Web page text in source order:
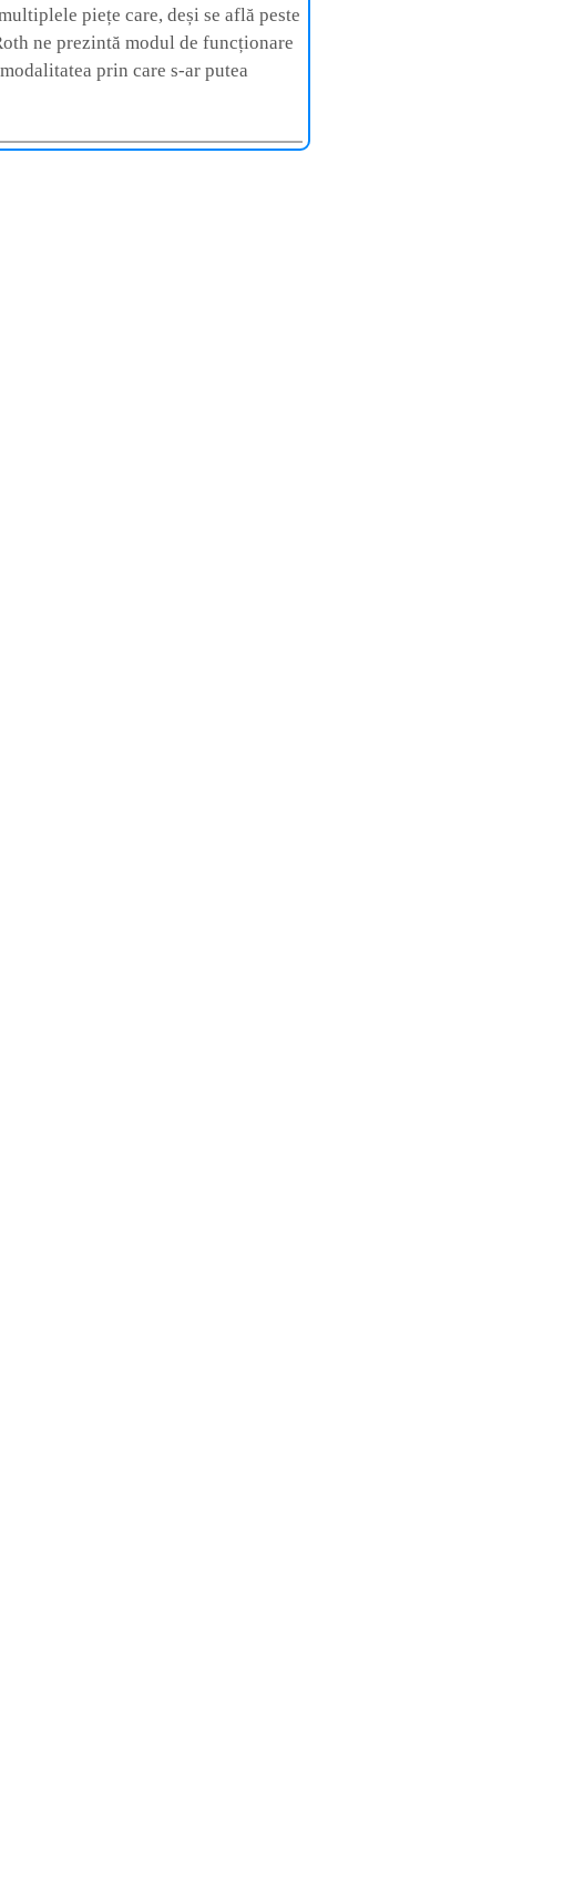
piețe care, deși se află peste
ne prezintă modul de funcționare
prin care s-ar putea